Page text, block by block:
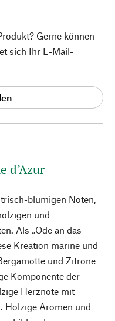
d’Azur
blumigen Noten,
und
Als „Ode an das
Kreation marine und
und Zitrone
Komponente der
Herznote mit
Holzige Aromen und
Gerne können
sich Ihr E-Mail-